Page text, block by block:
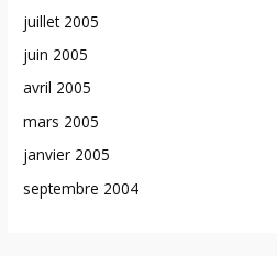
juillet 2005
juin 2005
avril 2005
mars 2005
janvier 2005
septembre 2004